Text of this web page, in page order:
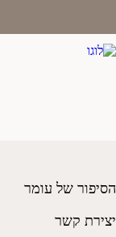
content
הסיפור של עומר
יצירת קשר